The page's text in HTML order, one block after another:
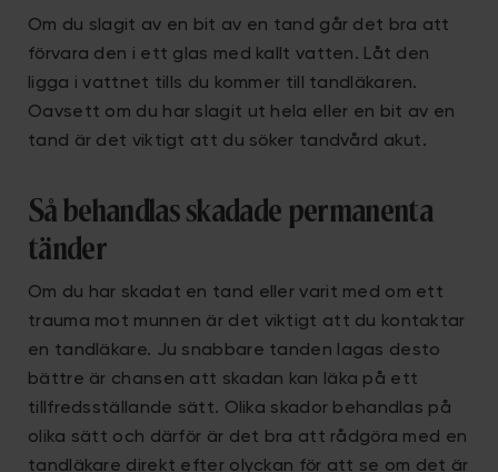
Om du slagit av en bit av en tand går det bra att
förvara den i ett glas med kallt vatten. Låt den
ligga i vattnet tills du kommer till tandläkaren.
Oavsett om du har slagit ut hela eller en bit av en
tand är det viktigt att du söker tandvård akut.
Så behandlas skadade permanenta
tänder
Om du har skadat en tand eller varit med om ett
trauma mot munnen är det viktigt att du kontaktar
en tandläkare. Ju snabbare tanden lagas desto
bättre är chansen att skadan kan läka på ett
tillfredsställande sätt. Olika skador behandlas på
olika sätt och därför är det bra att rådgöra med en
tandläkare direkt efter olyckan för att se om det är